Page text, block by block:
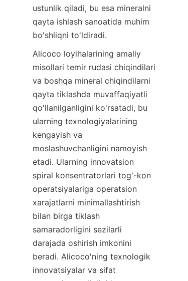
ustunlik qiladi, bu esa mineralni
qayta ishlash sanoatida muhim
bo'shliqni to'ldiradi.
Alicoco loyihalarining amaliy
misollari temir rudasi chiqindilari
va boshqa mineral chiqindilarni
qayta tiklashda muvaffaqiyatli
qo'llanilganligini ko'rsatadi, bu
ularning texnologiyalarining
kengayish va
moslashuvchanligini namoyish
etadi. Ularning innovatsion
spiral konsentratorlari tog'-kon
operatsiyalariga operatsion
xarajatlarni minimallashtirish
bilan birga tiklash
samaradorligini sezilarli
darajada oshirish imkonini
beradi. Alicoco'ning texnologik
innovatsiyalar va sifat